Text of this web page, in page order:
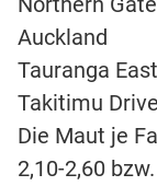
Auckland
Tauranga
Takitimu
Die Maut je
2,10-2,60